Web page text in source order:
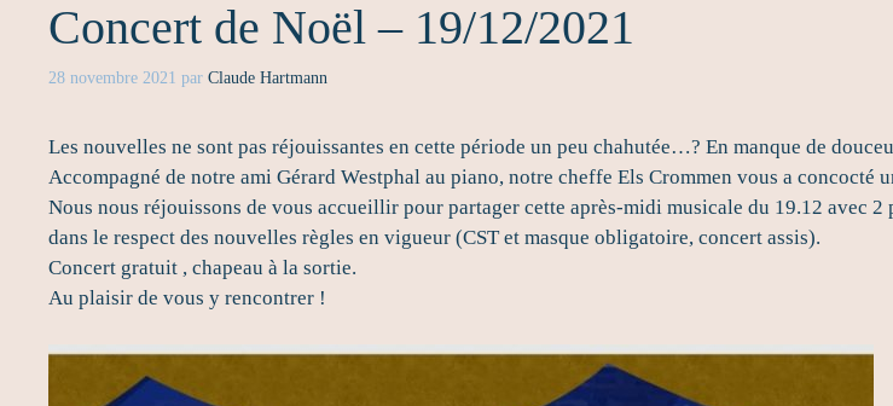
Concert de Noël – 19/12/2021
28 novembre 2021 par Claude Hartmann
Les nouvelles ne sont pas réjouissantes en cette période un peu chahutée…? En manque de
Accompagné de notre ami Gérard Westphal au piano, notre cheffe Els Crommen vous a concocté
Nous nous réjouissons de vous accueillir pour partager cette après-midi musicale du 19.12 avec 2
dans le respect des nouvelles règles en vigueur (CST et masque obligatoire, concert assis).
Concert gratuit , chapeau à la sortie.
Au plaisir de vous y rencontrer !